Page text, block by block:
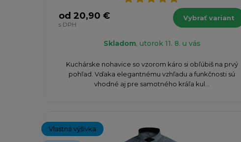
od 20,90 €
s DPH
Vybrať variant
Skladom, utorok 11. 8. u vás
​Kuchárske nohavice so vzorom káro si obľúbiš na prvý
pohľad. Vďaka elegantnému vzhľadu a funkčnosti sú
vhodné aj pre samotného kráľa kul...
Vlastná výšivka